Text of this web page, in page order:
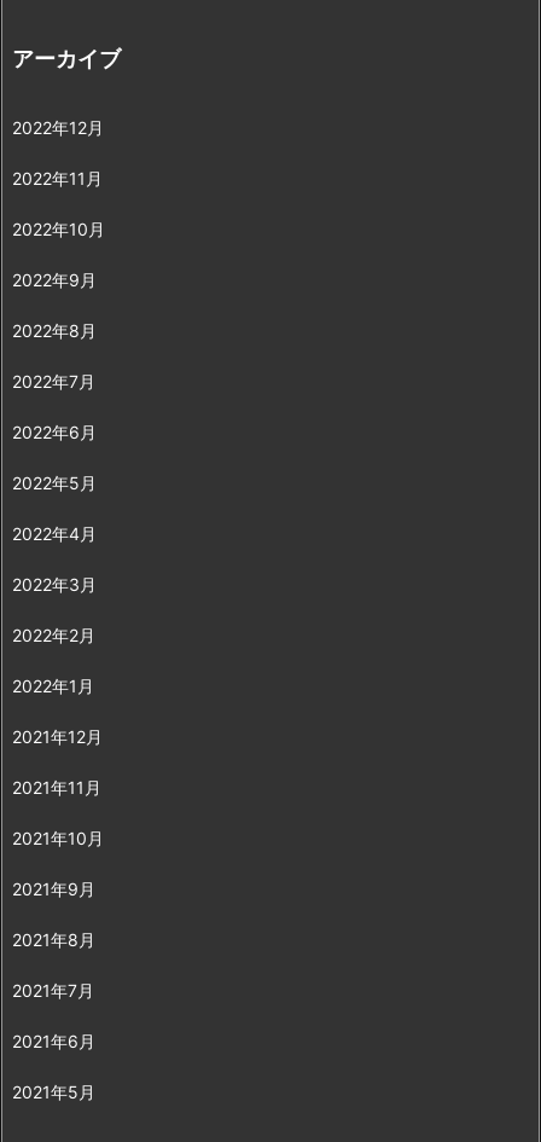
アーカイブ
2022年12月
2022年11月
2022年10月
2022年9月
2022年8月
2022年7月
2022年6月
2022年5月
2022年4月
2022年3月
2022年2月
2022年1月
2021年12月
2021年11月
2021年10月
2021年9月
2021年8月
2021年7月
2021年6月
2021年5月